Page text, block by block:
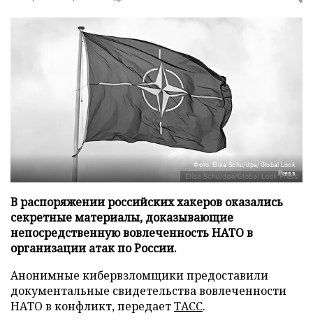
Фото: Elisa Schu/dpa/Global Look
Press
В распоряжении российских хакеров оказались
секретные материалы, доказывающие
непосредственную вовлеченность НАТО в
организации атак по России.
Анонимные кибервзломщики предоставили
документальные свидетельства вовлеченности
НАТО в конфликт, передаетТАСС.